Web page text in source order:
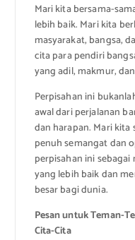
Mari kita bersama-
lebih baik. Mari kita
masyarakat, bangsa,
cita para pendiri
yang adil, makmur,
Perpisahan ini
awal dari perjalanan
dan harapan. Mari
penuh semangat dan
perpisahan ini
yang lebih baik dan
besar bagi dunia.
Pesan untuk Teman-
Cita-Cita